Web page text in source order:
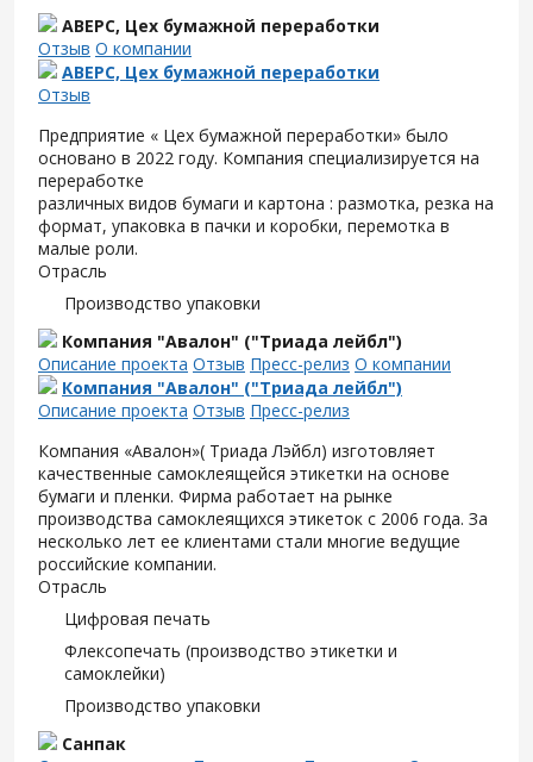
АВЕРС, Цех бумажной переработки
Отзыв О компании
АВЕРС, Цех бумажной переработки
Отзыв
Предприятие « Цех бумажной переработки» было
основано в 2022 году. Компания специализируется на
переработке
различных видов бумаги и картона : размотка, резка на
формат, упаковка в пачки и коробки, перемотка в
малые роли.
Отрасль
Производство упаковки
Компания "Авалон" ("Триада лейбл")
Описание проекта Отзыв Пресс-релиз О компании
Компания "Авалон" ("Триада лейбл")
Описание проекта Отзыв Пресс-релиз
Компания «Авалон»( Триада Лэйбл) изготовляет
качественные самоклеящейся этикетки на основе
бумаги и пленки. Фирма работает на рынке
производства самоклеящихся этикеток с 2006 года. За
несколько лет ее клиентами стали многие ведущие
российские компании.
Отрасль
Цифровая печать
Флексопечать (производство этикетки и
самоклейки)
Производство упаковки
Санпак